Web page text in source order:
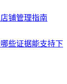
铺管理指南
些证据能支持下